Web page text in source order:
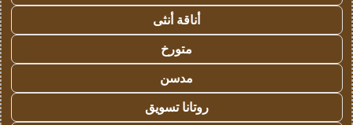
أناقة أنثى
متورخ
مدسن
روتانا تسويق